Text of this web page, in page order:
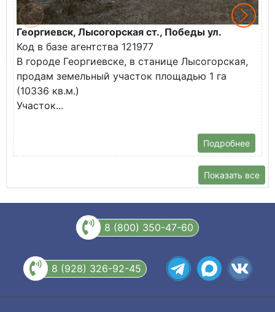
Георгиевск, Лысогорская ст., Победы ул.
Код в базе агентства 121977
В городе Георгиевске, в станице Лысогорская,
продам земельный участок площадью 1 га
(10336 кв.м.)
Участок...
Подробнее
Показать все
8 (800) 350-47-60
8 (928) 326-92-45